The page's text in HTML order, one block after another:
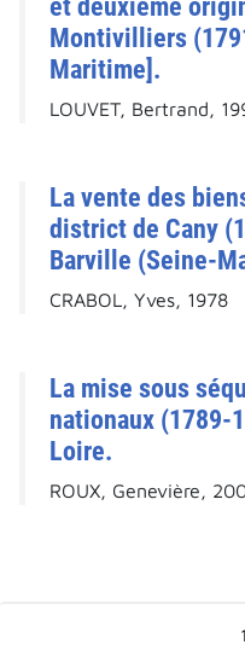
Montivilliers
Maritime].
LOUVET, Bertrand,
La vente des
district de Cany
Barville (Seine-
CRABOL, Yves, 1978
La mise sous
nationaux (1789-
Loire.
ROUX, Genevière,